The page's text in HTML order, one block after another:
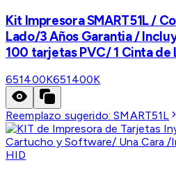
Kit Impresora SMART51L /
Lado/3 Años Garantia /
100 tarjetas PVC/ 1 Cinta
651400K651400K
Reemplazo sugerido:SMART51L
HID